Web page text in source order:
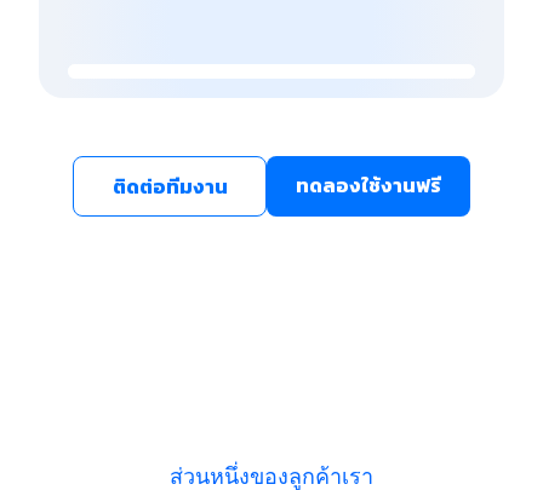
ติดต่อทีมงาน ทดลองใช้งานฟรี
ส่วนหนึ่งของลูกค้าเรา